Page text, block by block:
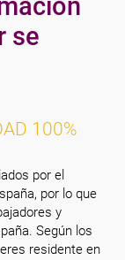
se
100%
por el
por lo que
y
Según los
residente en